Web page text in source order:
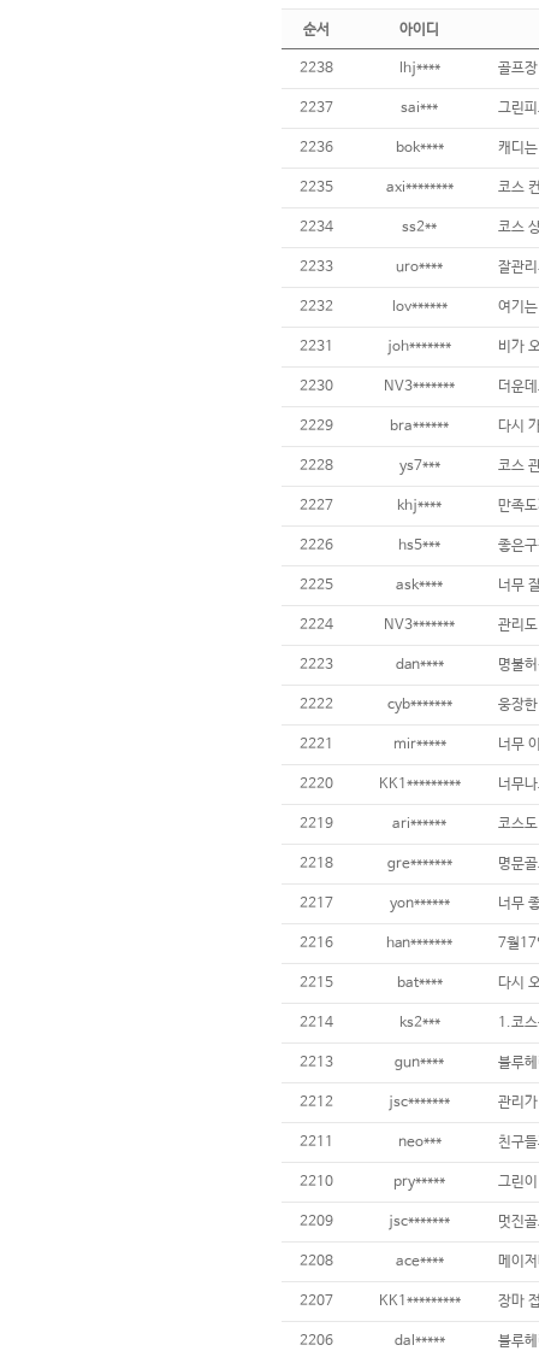
순서 아이디
2238 lhj****
2237 sai***
2236 bok****
2235 axi********
2234 ss2**
2233 uro**** 잘관
2232 lov******
2231 joh*******
2230 NV3*******
2229 bra******
2228 ys7***
2227 khj****
2226 hs5*** 좋은
2225 ask****
2224 NV3*******
2223 dan****
2222 cyb******* 웅장
2221 mir***** 너무
2220 KK1*********
2219 ari******
2218 gre******* 명문
2217 yon******
2216 han*******
2215 bat****
2214 ks2***
2213 gun****
2212 jsc*******
2211 neo***
2210 pry*****
2209 jsc*******
2208 ace****
2207 KK1*********
2206 dal*****